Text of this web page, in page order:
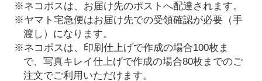
※ネコポスは、お届け先のポストへ配達されます。
※ヤマト宅急便はお届け先での受領確認が必要（手
渡し）になります。
※ネコポスは、印刷仕上げで作成の場合100枚ま
で、写真キレイ仕上げで作成の場合80枚までのご
注文でご利用いただけます。